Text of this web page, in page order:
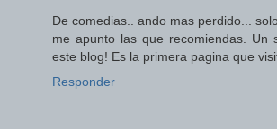
De comedias.. ando mas perdido...
me apunto las que recomiendas. Un
este blog! Es la primera pagina que
Responder